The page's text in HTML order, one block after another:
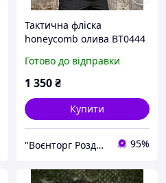
Тактична фліска
honeycomb олива ВТ0444
Готово до відправки
1 350₴
Купити
"Воєнторг Роздріб/Опт": На варті вашої безпеки! 95%